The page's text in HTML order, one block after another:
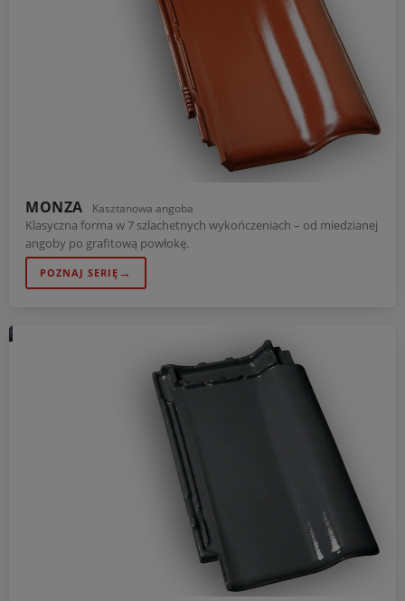
MONZA Kasztanowa angoba
Klasyczna forma w 7 szlachetnych wykończeniach – od miedzianej
angoby po grafitową powłokę.
POZNAJ SERIĘ →